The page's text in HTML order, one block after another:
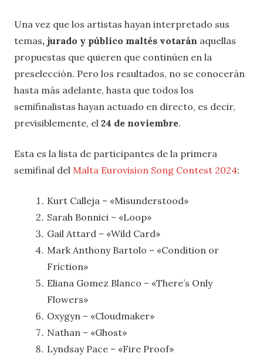
Una vez que los artistas hayan interpretado sus
temas, jurado y público maltés votarán aquellas
propuestas que quieren que continúen en la
preselección. Pero los resultados, no se conocerán
hasta más adelante, hasta que todos los
semifinalistas hayan actuado en directo, es decir,
previsiblemente, el 24 de noviembre.
Esta es la lista de participantes de la primera
semifinal del Malta Eurovision Song Contest 2024:
Kurt Calleja – «Misunderstood»
Sarah Bonnici – «Loop»
Gail Attard – «Wild Card»
Mark Anthony Bartolo – «Condition or
Friction»
Eliana Gomez Blanco – «There’s Only
Flowers»
Oxygyn – «Cloudmaker»
Nathan – «Ghost»
Lyndsay Pace – «Fire Proof»